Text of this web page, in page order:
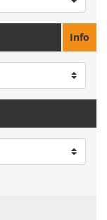
Info